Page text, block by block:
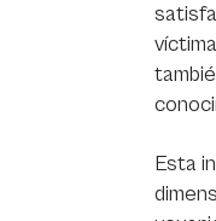
Esta